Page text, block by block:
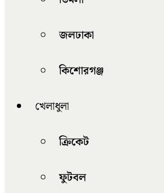
জলঢাকা
কিশোরগঞ্জ
খেলাধুলা
ক্রিকেট
ফুটবল